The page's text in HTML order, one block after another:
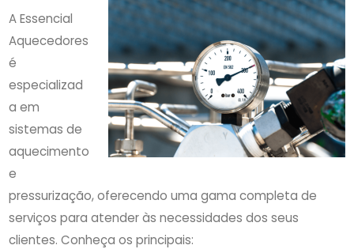
A Essencial
Aquecedores
é
especializad
a em
sistemas de
aquecimento
e
pressurização, oferecendo uma gama completa de
serviços para atender às necessidades dos seus
clientes. Conheça os principais: